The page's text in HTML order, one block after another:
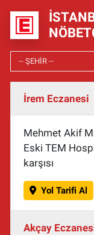
İrem Eczanesi
Mehmet Akif
Eski TEM
karşısı
Yol Tarifi Al
Akçay